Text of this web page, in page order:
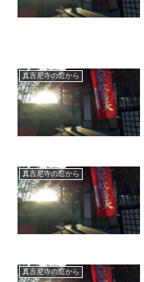
真言尼寺の窓から
真言尼寺の窓から
真言尼寺の窓から